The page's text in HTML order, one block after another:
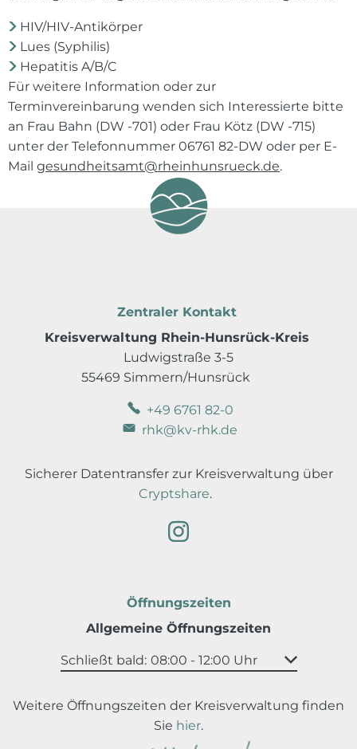
HIV/HIV-Antikörper
Lues (Syphilis)
Hepatitis A/B/C
Für weitere Information oder zur
Terminvereinbarung wenden sich Interessierte bitte
an Frau Bahn (DW -701) oder Frau Kötz (DW -715)
unter der Telefonnummer 06761 82-DW oder per E-
Mail gesundheitsamt@rheinhunsrueck.de.
Zentraler Kontakt
Kreisverwaltung Rhein-Hunsrück-Kreis
Ludwigstraße 3-5
55469 Simmern/Hunsrück
+49 6761 82-0
rhk@kv-rhk.de
Sicherer Datentransfer zur Kreisverwaltung über
Cryptshare.
Öffnungszeiten
Allgemeine Öffnungszeiten
Klicken, um weitere Öffnungs- oder
Schließt bald: 08:00 - 12:00 Uhr Von 08:00
Weitere Öffnungszeiten der Kreisverwaltung finden
Sie hier.